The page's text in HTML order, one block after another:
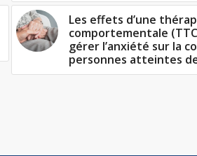
Les effets d’une
comportementale
gérer l’anxiété sur la
personnes atteintes